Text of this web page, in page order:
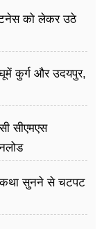
को लेकर उठे
कुर्ग और उदयपुर,
सीएमएस
सुनने से चटपट